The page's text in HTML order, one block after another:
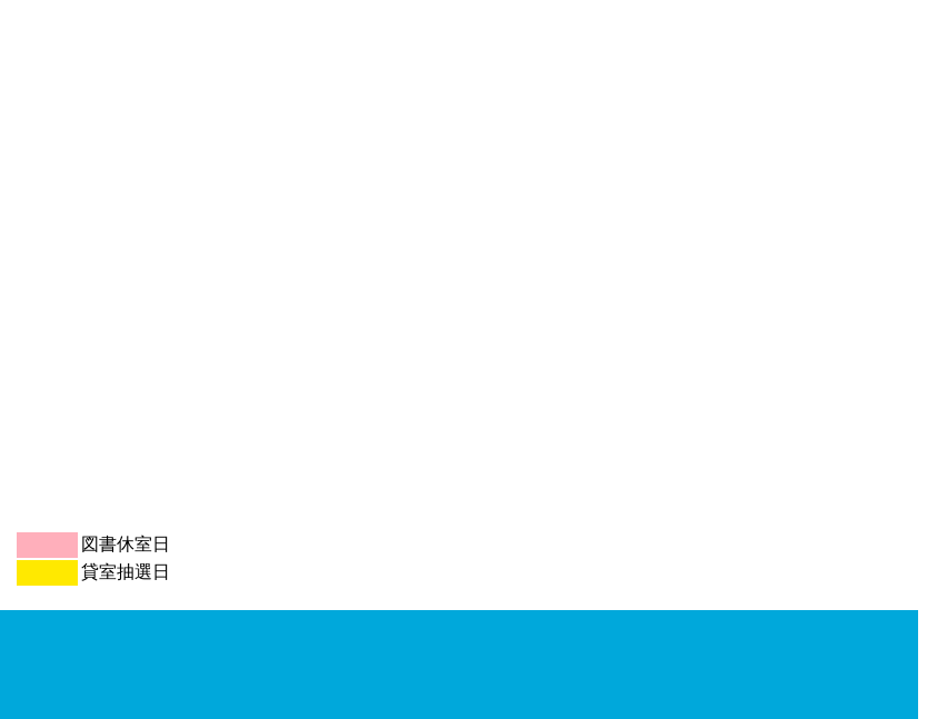
図書休室日
貸室抽選日